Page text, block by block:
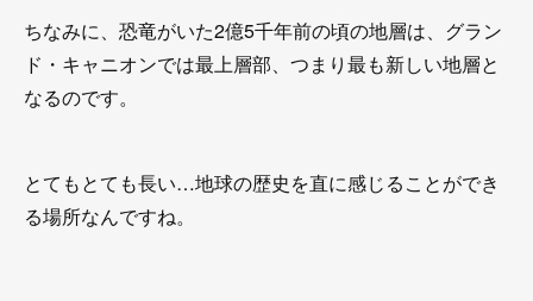
ちなみに、恐竜がいた2億5千年前の頃の地層は、グラン
ド・キャニオンでは最上層部、つまり最も新しい地層と
なるのです。
とてもとても長い…地球の歴史を直に感じることができ
る場所なんですね。